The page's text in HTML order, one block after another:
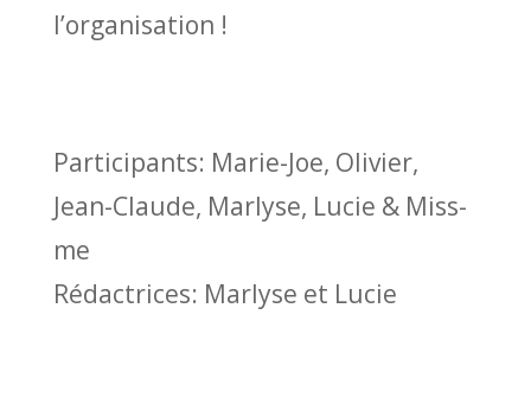
l’organisation !
Participants: Marie-Joe, Olivier,
Jean-Claude, Marlyse, Lucie & Miss-
me
Rédactrices: Marlyse et Lucie